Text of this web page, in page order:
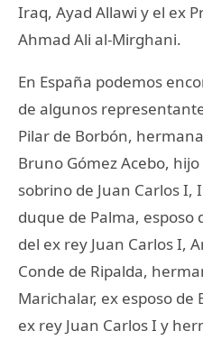
Iraq, Ayad Allawi y el ex
Ahmad Ali al-Mirghani.
En España podemos
de algunos
Pilar de Borbón,
Bruno Gómez Acebo,
sobrino de Juan Carlos
duque de Palma,
del ex rey Juan Carlos I,
Conde de Ripalda,
Marichalar, ex esposo de
ex rey Juan Carlos I y